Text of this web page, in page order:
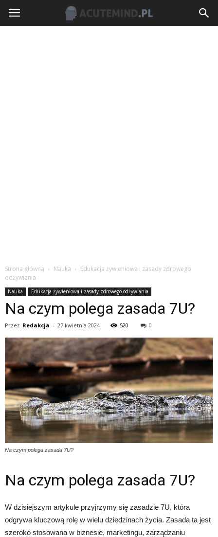
Strona główna Nauka
Edukacja żywieniowa i zasady zdrowego
odżywiania
Nauka Edukacja żywieniowa i zasady zdrowego odżywiania
Na czym polega zasada 7U?
Przez Redakcja - 27 kwietnia 2024 520 0
Na czym polega zasada 7U?
Na czym polega zasada 7U?
W dzisiejszym artykule przyjrzymy się zasadzie 7U, która
odgrywa kluczową rolę w wielu dziedzinach życia. Zasada ta jest
szeroko stosowana w biznesie, marketingu, zarządzaniu